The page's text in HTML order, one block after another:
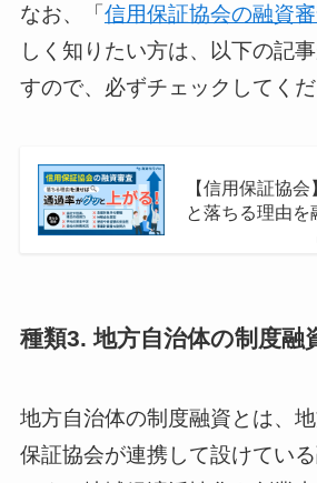
なお、「信用保証協会の融資
しく知りたい方は、以下の記
すので、必ずチェックしてくだ
【信用保証協
と落ちる理由を
種類3. 地方自治体の制度融
地方自治体の制度融資とは、
保証協会が連携して設けてい